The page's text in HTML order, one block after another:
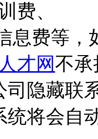
费、
息费等，
才网不承
司隐藏联
统将会自